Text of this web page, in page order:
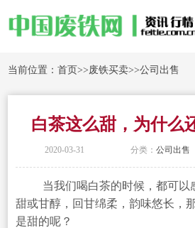
当前位置：首页>>废铁买卖>>公司出售
白茶这么甜，为什么
2020-03-31 分类： 公司出售
当我们喝白茶的时候，都可以
甜或甘醇，回甘绵柔，韵味悠长，
是甜的呢？